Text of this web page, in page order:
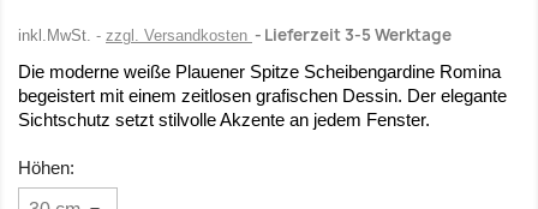
inkl.MwSt. zzgl. Versandkosten Lieferzeit 3-5 Werktage
Die moderne weiße Plauener Spitze Scheibengardine Romina
begeistert mit einem zeitlosen grafischen Dessin. Der elegante
Sichtschutz setzt stilvolle Akzente an jedem Fenster.
Höhen: